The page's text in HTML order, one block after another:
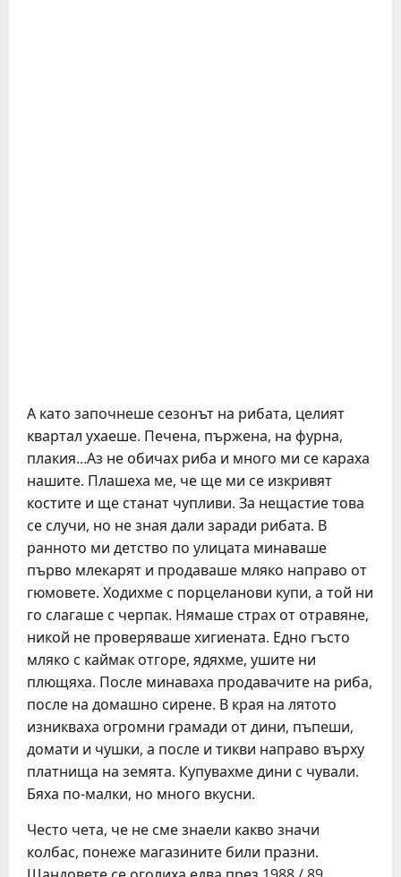
А като започнеше сезонът на рибата, целият
квартал ухаеше. Печена, пържена, на фурна,
плакия…Аз не обичах риба и много ми се караха
нашите. Плашеха ме, че ще ми се изкривят
костите и ще станат чупливи. За нещастие това
се случи, но не зная дали заради рибата. В
ранното ми детство по улицата минаваше
първо млекарят и продаваше мляко направо от
гюмовете. Ходихме с порцеланови купи, а той ни
го слагаше с черпак. Нямаше страх от отравяне,
никой не проверяваше хигиената. Едно гъсто
мляко с каймак отгоре, ядяхме, ушите ни
плющяха. После минаваха продавачите на риба,
после на домашно сирене. В края на лятото
изникваха огромни грамади от дини, пъпеши,
домати и чушки, а после и тикви направо върху
платнища на земята. Купувахме дини с чували.
Бяха по-малки, но много вкусни.
Често чета, че не сме знаели какво значи
колбас, понеже магазините били празни.